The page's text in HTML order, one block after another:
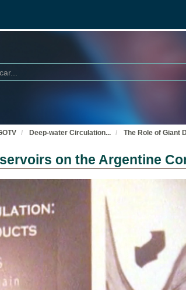
Deep-water Circulation... The Role of Giant
on the Argentine